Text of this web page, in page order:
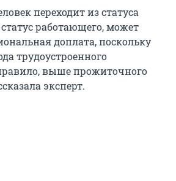
переходит из статуса
работающего, может
доплата, поскольку
трудоустроенного
выше прожиточного
эксперт.